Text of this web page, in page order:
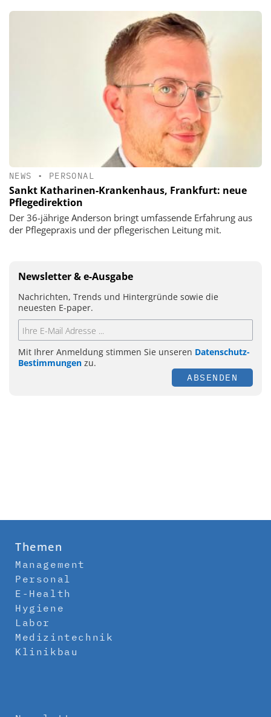
NEWS • PERSONAL
Sankt Katharinen-Krankenhaus, Frankfurt: neue
Pflegedirektion
Der 36-jährige Anderson bringt umfassende Erfahrung aus
der Pflegepraxis und der pflegerischen Leitung mit.
Newsletter & e-Ausgabe
Nachrichten, Trends und Hintergründe sowie die
neuesten E-paper.
Mit Ihrer Anmeldung stimmen Sie unseren Datenschutz-
Bestimmungen zu.
ABSENDEN
Themen
Management
Personal
E-Health
Hygiene
Labor
Medizintechnik
Klinikbau